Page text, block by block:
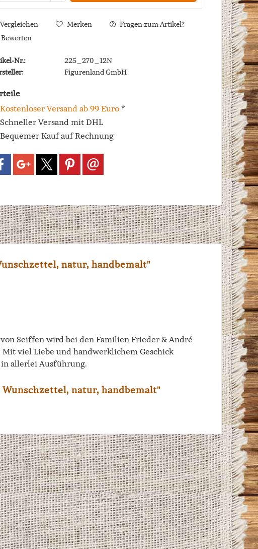
Vergleichen Merken
Fragen zum Artikel?
Bewerten
Nr.:
225_270_12N
Figurenland GmbH
Kostenloser Versand ab 99 Euro*
Schneller Versand mit DHL
Bequemer Kauf auf Rechnung
natur, handbemalt"
Seiffen wird bei den Familien Frieder & André
viel Liebe und handwerklichem Geschick
allerlei Ausführung.
natur, handbemalt"